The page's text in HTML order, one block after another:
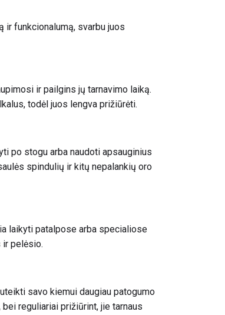
ir funkcionalumą, svarbu juos
ir pailgins jų tarnavimo laiką.
todėl juos lengva prižiūrėti.
po stogu arba naudoti apsauginius
spindulių ir kitų nepalankių oro
laikyti patalpose arba specialiose
ir pelėsio.
savo kiemui daugiau patogumo
reguliariai prižiūrint, jie tarnaus